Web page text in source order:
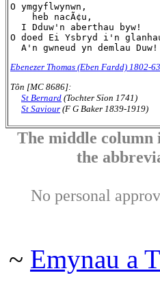
O ymgyflwynwn,
    heb nacÃ¢u,
  I Dduw'n aberthau byw!
O doed Ei Ysbryd i'n
Ebenezer Thomas (Eben Fardd) 1802-63
Tôn [MC 8686]:
St Bernard (Tochter Sïon 1741)
St Saviour (F G Baker 1839-1919)
The middle column
the
No personal
~ Emynau a